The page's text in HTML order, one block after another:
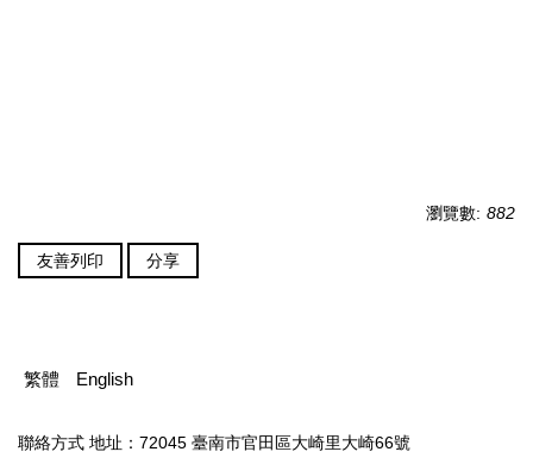
瀏覽數: 882
友善列印 分享
繁體 English
聯絡方式 地址：72045 臺南市官田區大崎里大崎66號